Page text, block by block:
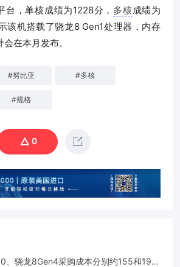
台，单核成绩为1228分， 多核成绩为
该机搭载了骁龙8 Gen1处理器，内存
在本月发布。
#努比亚 #多核
#规格
0
、骁龙8Gen4采购成本分别约155和190